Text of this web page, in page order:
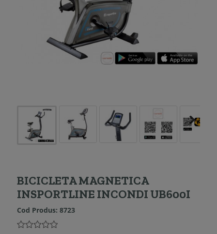
BICICLETA MAGNETICA
INSPORTLINE INCONDI UB600I
Cod Produs: 8723